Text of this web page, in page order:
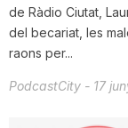
de Ràdio Ciutat,
del becariat, les
raons per...
PodcastCity - 17